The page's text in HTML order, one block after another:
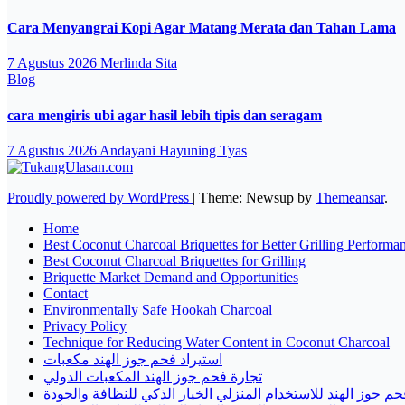
Cara Menyangrai Kopi Agar Matang Merata dan Tahan Lama
7 Agustus 2026 Merlinda Sita
Blog
cara mengiris ubi agar hasil lebih tipis dan seragam
7 Agustus 2026 Andayani Hayuning Tyas
Proudly powered by WordPress | Theme: Newsup by Themeansar.
Home
Best Coconut Charcoal Briquettes for Better Grilling
Best Coconut Charcoal Briquettes for Grilling
Briquette Market Demand and Opportunities
Contact
Environmentally Safe Hookah Charcoal
Privacy Policy
Technique for Reducing Water Content in Coconut Charcoal
استيراد فحم جوز الهند مكعبات
تجارة فحم جوز الهند المكعبات الدولي
جوز الهند للاستخدام المنزلي الخيار الذكي للنظافة والجودة